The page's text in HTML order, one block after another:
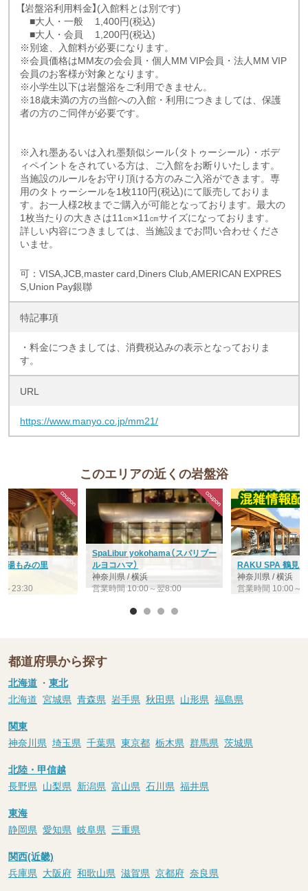
【岩盤浴利用料金】(入館料とは別です)
■大人・一般 1,400円(税込)
■大人・会員 1,200円(税込)
※別途、入館料が必要になります。
※会員価格はMM友の会会員・個人MM VIP会員・法人MM VIP
会員のお客様が対象となります。
※小学生以下は岩盤浴をご利用できません。
※18歳未満の方の当館への入館・利用につきましては、保護
者の方のご同伴が必要です。
※入れ墨あるいは入れ墨類似シール（タトゥーシール）・ボデ
ィペイントをされている方は、ご入館をお断りいたします。
当施設のルールをお守り頂ける方のみご入浴ができます。専
用のタトゥーシールを1枚110円(税込)にて販売しておりま
す。お一人様2枚までご購入が可能となっております。最大の
1枚当たりの大きさは11㎝×11㎝サイズになっております。
詳しい内容につきましては、当施設までお問い合わせくださ
いませ。
可：VISA,JCB,master card,Diners Club,AMERICAN EXPRES
S,Union Pay銀聯
特記事項
・料金につきましては、消費税込みの表示となっておりま
す。
URL
https://www.manyo.co.jp/mm21/
このエリアの近くの岩盤浴
湯もみの里
～23:30
SpaLibur yokohama（スパリブー
ルヨコハマ）
神奈川県 / 横浜
営業時間 10:00～翌8:00
RAKU SPA 鶴見（
神奈川県 / 横浜
営業時間 10:00～
都道府県から探す
北海道 ・ 東北
北海道 宮城県 青森県 岩手県 秋田県 山形県 福島県
関東
神奈川県 埼玉県 千葉県 東京都 栃木県 群馬県 茨城県
北陸・甲信越
長野県 山梨県 新潟県 富山県 石川県 福井県
東海
静岡県 愛知県 岐阜県 三重県
関西(近畿)
兵庫県 大阪府 和歌山県 滋賀県 京都府 奈良県